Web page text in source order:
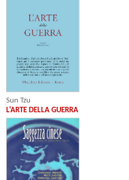
Sun Tzu
L'ARTE DELLA GUERRA